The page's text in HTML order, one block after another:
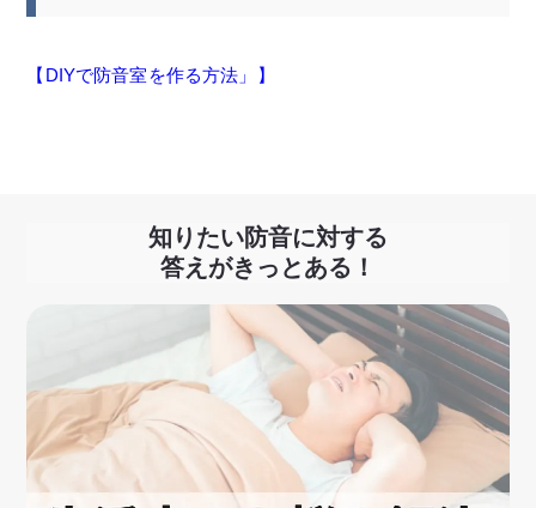
【DIYで防音室を作る方法」】
知りたい防音に対する
答えがきっとある！